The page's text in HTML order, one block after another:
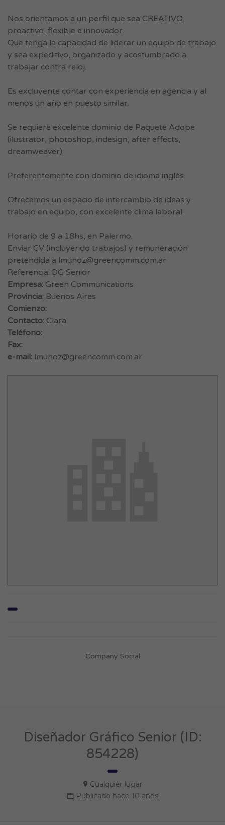
Nos orientamos a un perfil que sea CREATIVO,
proactivo, flexible e innovador.
Que tenga la capacidad de liderar un equipo de trabajo
y sea expeditivo, organizado y acostumbrado a
trabajar contra reloj.
Es excluyente contar con experiencia en agencia y al
menos un año en puesto similar.
Se requiere excelente dominio de Paquete Adobe
(ilustrator, photoshop, indesign, after effects,
dreamweaver).
Preferentemente con dominio de idioma inglés.
Ofrecemos un espacio de intercambio de ideas y
trabajo en equipo, con excelente clima laboral.
Horario de 9 a 18hs, en Palermo.
Enviar CV (incluyendo trabajos) y remuneración
pretendida a lmunoz@greencomm.com.ar
Referencia: DG Senior
Empresa: Green Communications
Provincia: Buenos Aires
Comienzo:
Contacto: Clara
Teléfono:
Fax:
e-mail: lmunoz@greencomm.com.ar
Company Social
Diseñador Gráfico Senior (ID:
854228)
Cualquier lugar
Publicado hace 10 años